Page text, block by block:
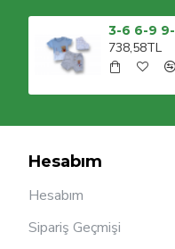
738,58TL
Hesabım
Hesabım
Sipariş Geçmişi